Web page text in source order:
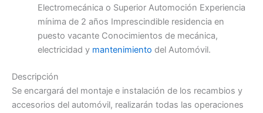
Electromecánica o Superior Automoción Experiencia
mínima de 2 años Imprescindible residencia en
puesto vacante Conocimientos de mecánica,
electricidad y mantenimiento del Automóvil.
Descripción
Se encargará del montaje e instalación de los recambios y
accesorios del automóvil, realizarán todas las operaciones